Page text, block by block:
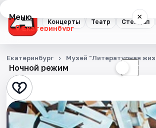
Концерты Театр Стендап
Меню ×
Екатеринбург
Концерты
Театр
Стендап
Выставки
Ночной режим ☾
Екатеринбург Музей "Литературная